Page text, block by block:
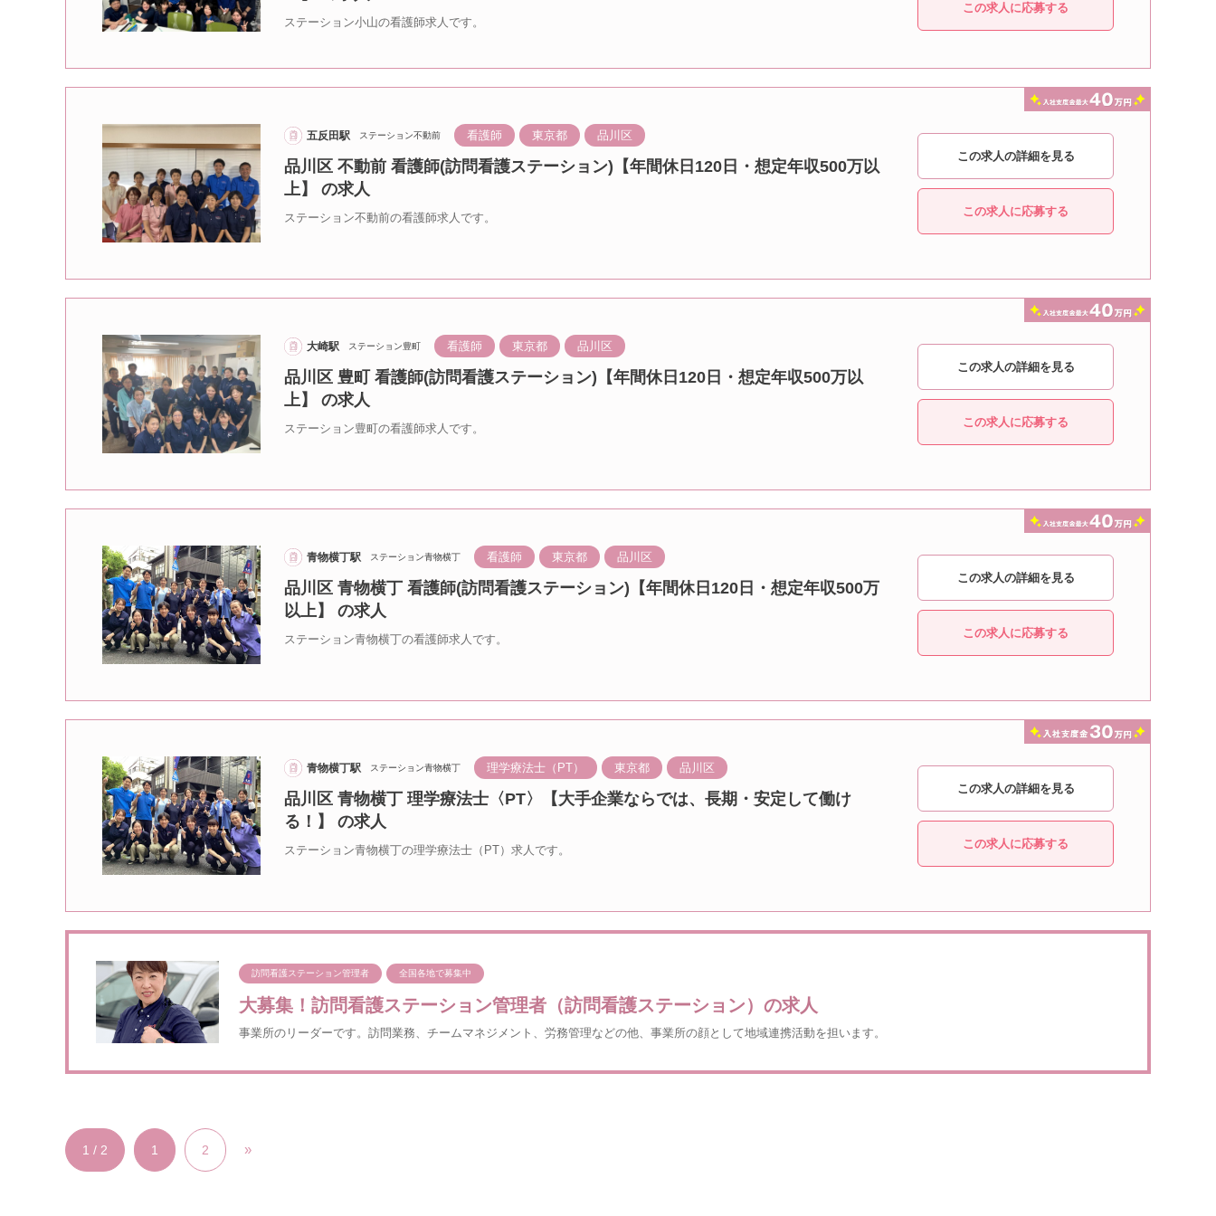
ステーション小山の看護師求人です。
この求人に応募する
五反田駅 ステーション不動前 看護師 東京都 品川区
品川区 不動前 看護師(訪問看護ステーション)【年間休日120日・想定年収500万以
上】 の求人
ステーション不動前の看護師求人です。
この求人の詳細を見る
この求人に応募する
大崎駅 ステーション豊町 看護師 東京都 品川区
品川区 豊町 看護師(訪問看護ステーション)【年間休日120日・想定年収500万以
上】 の求人
ステーション豊町の看護師求人です。
この求人の詳細を見る
この求人に応募する
青物横丁駅 ステーション青物横丁 看護師 東京都 品川区
品川区 青物横丁 看護師(訪問看護ステーション)【年間休日120日・想定年収500万
以上】 の求人
ステーション青物横丁の看護師求人です。
この求人の詳細を見る
この求人に応募する
青物横丁駅 ステーション青物横丁 理学療法士（PT） 東京都 品川区
品川区 青物横丁 理学療法士〈PT〉【大手企業ならでは、長期・安定して働け
る！】 の求人
ステーション青物横丁の理学療法士（PT）求人です。
この求人の詳細を見る
この求人に応募する
訪問看護ステーション管理者 全国各地で募集中
大募集！訪問看護ステーション管理者（訪問看護ステーション）の求人
事業所のリーダーです。訪問業務、チームマネジメント、労務管理などの他、事業所の顔として地域連携活動を担います。
1 / 2 1 2 »